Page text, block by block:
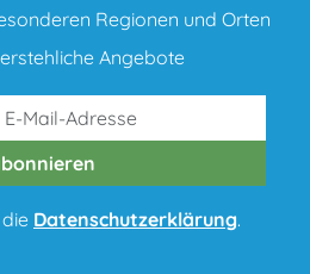
Regionen und Orten
Angebote
Datenschutzerklärung.